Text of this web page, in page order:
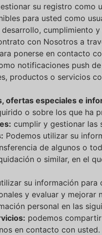
su registro como
para usted como
desarrollo, cumplimiento
con Nosotros a
ponerse en contacto
notificaciones push
productos o servicios
ofertas especiales e
o sobre los que ha
cumplir y gestionar las
Podemos utilizar su
de algunos o
o similar, en el
su información
y evaluar y
personal en las
podemos
en contacto con usted.